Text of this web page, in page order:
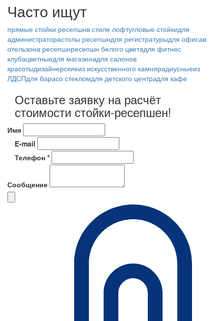
Часто ищут
прямые стойки ресепшнв стиле лофтугловые стойкидля
администраторастолы ресепшндля регистратурыдля офисав
отельзона ресепшнресепшн белого цветадля фитнес
клубацветныедля магазинадля салонов
красотыдизайнерскиеиз искусственного камнярадиусныеиз
ЛДСПдля барасо стекломдля детского центрадля кафе
Оставьте заявку на расчёт
стоимости стойки-ресепшен!
Имя
E-mail
Телефон *
Сообщение